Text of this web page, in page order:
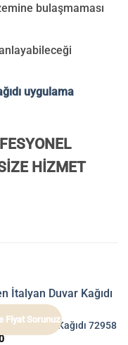
bulaşmaması
uygulama
HİZMET
Fiyat Sorunuz
Duvar Kağıdı 72958